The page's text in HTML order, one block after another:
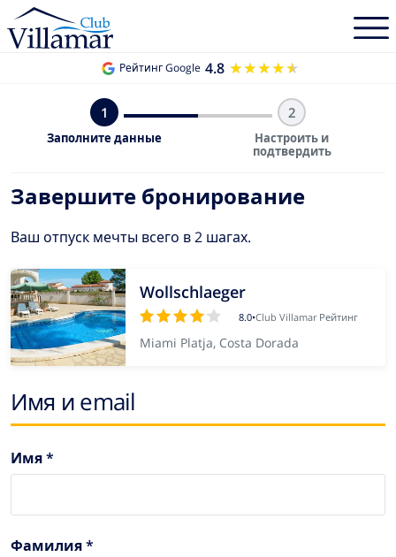
Рейтинг Google 4.8 ★★★★★
★★★★★
1
Заполните данные
2
Настроить и
подтвердить
Завершите бронирование
Ваш отпуск мечты всего в 2 шагах.
Wollschlaeger
8.0•Club Villamar Рейтинг
Miami Platja, Costa Dorada
Имя и email
Имя *
Фамилия *